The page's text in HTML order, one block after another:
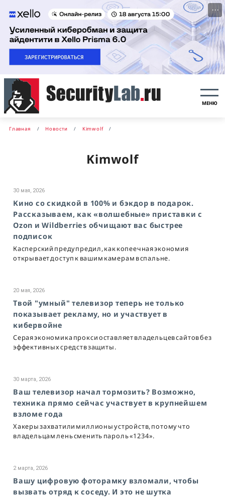
···
МЕНЮ
Главная Новости Kimwolf
Kimwolf
30 мая, 2026
Кино со скидкой в 100% и бэкдор в подарок.
Рассказываем, как «волшебные» приставки с
Ozon и Wildberries обчищают вас быстрее
подписок
Касперский предупредил, как копеечная экономия
открывает доступ к вашим камерам в спальне.
20 мая, 2026
Твой "умный" телевизор теперь не только
показывает рекламу, но и участвует в
кибервойне
Серая экономика прокси оставляет владельцев сайтов без
эффективных средств защиты.
30 марта, 2026
Ваш телевизор начал тормозить? Возможно,
техника прямо сейчас участвует в крупнейшем
взломе года
Хакеры захватили миллионы устройств, потому что
владельцам лень сменить пароль «1234».
2 марта, 2026
Вашу цифровую фоторамку взломали, чтобы
вызвать отряд к соседу. И это не шутка